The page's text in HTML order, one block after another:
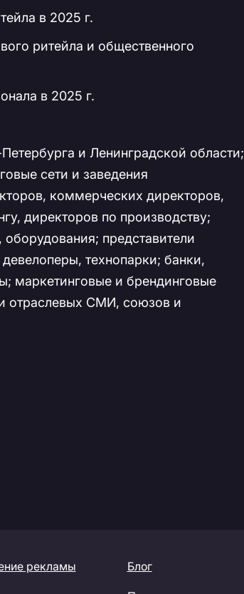
в 2025 г.
ритейла и общественного
в 2025 г.
и Ленинградской области;
сети и заведения
коммерческих директоров,
директоров по производству;
представители
технопарки; банки,
маркетинговые и брендинговые
отраслевых СМИ, союзов и
рекламы Блог